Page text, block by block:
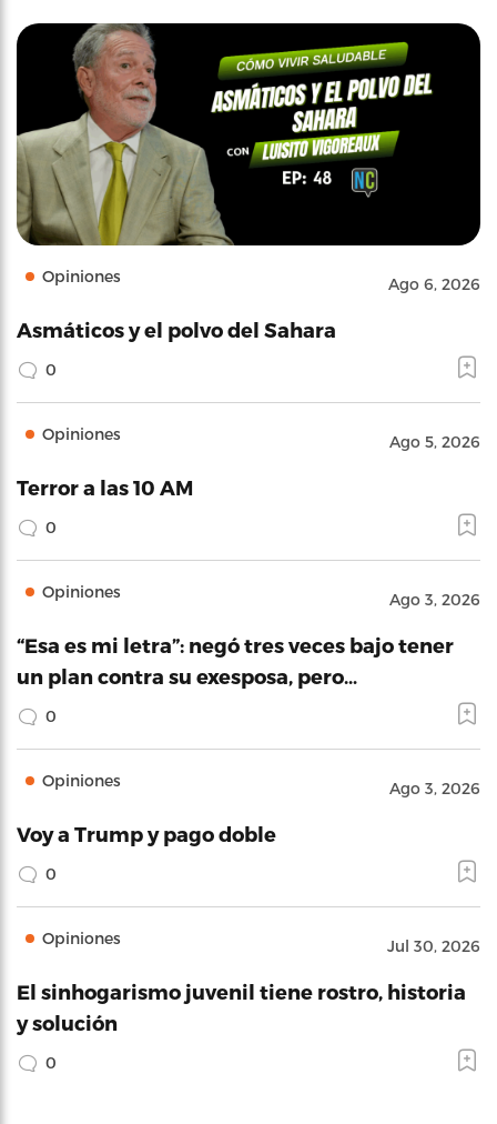
Opiniones Ago 6, 2026
Asmáticos y el polvo del Sahara
0
Opiniones Ago 5, 2026
Terror a las 10 AM
0
Opiniones Ago 3, 2026
“Esa es mi letra”: negó tres veces bajo tener
un plan contra su exesposa, pero…
0
Opiniones Ago 3, 2026
Voy a Trump y pago doble
0
Opiniones Jul 30, 2026
El sinhogarismo juvenil tiene rostro, historia
y solución
0